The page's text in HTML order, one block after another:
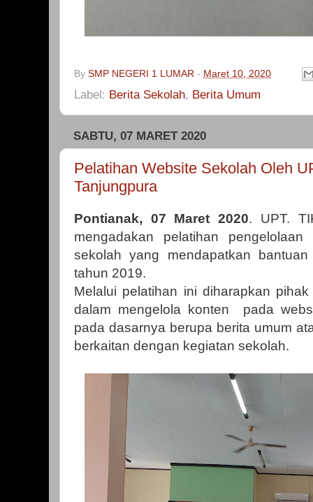
By SMP NEGERI 1 LUMAR - Maret 10, 2020
Label: Berita Sekolah, Berita Umum
SABTU, 07 MARET 2020
Pelatihan Website Sekolah Oleh
Tanjungpura
Pontianak, 07 Maret 2020. UPT.
mengadakan pelatihan
sekolah yang mendapatkan
tahun 2019.
Melalui pelatihan ini diharapkan
dalam mengelola konten pada
pada dasarnya berupa berita umum
berkaitan dengan kegiatan sekolah.